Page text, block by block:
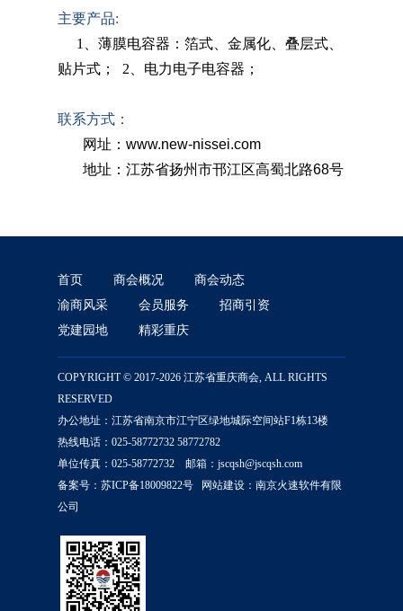
主要产品:
1、薄膜电容器：箔式、金属化、叠层式、
贴片式； 2、电力电子电容器；
联系方式：
网址：www.new-nissei.com
地址：江苏省扬州市邗江区高蜀北路68号
首页 商会概况
商会动态
渝商风采
会员服务
招商引资
党建园地
精彩重庆
COPYRIGHT © 2017-2026 江苏省重庆商会, ALL RIGHTS
RESERVED
办公地址：江苏省南京市江宁区绿地城际空间站F1栋13楼
热线电话：025-58772732 58772782
单位传真：025-58772732 邮箱：jscqsh@jscqsh.com
备案号： 苏ICP备18009822号 网站建设： 南京火速软件有限
公司